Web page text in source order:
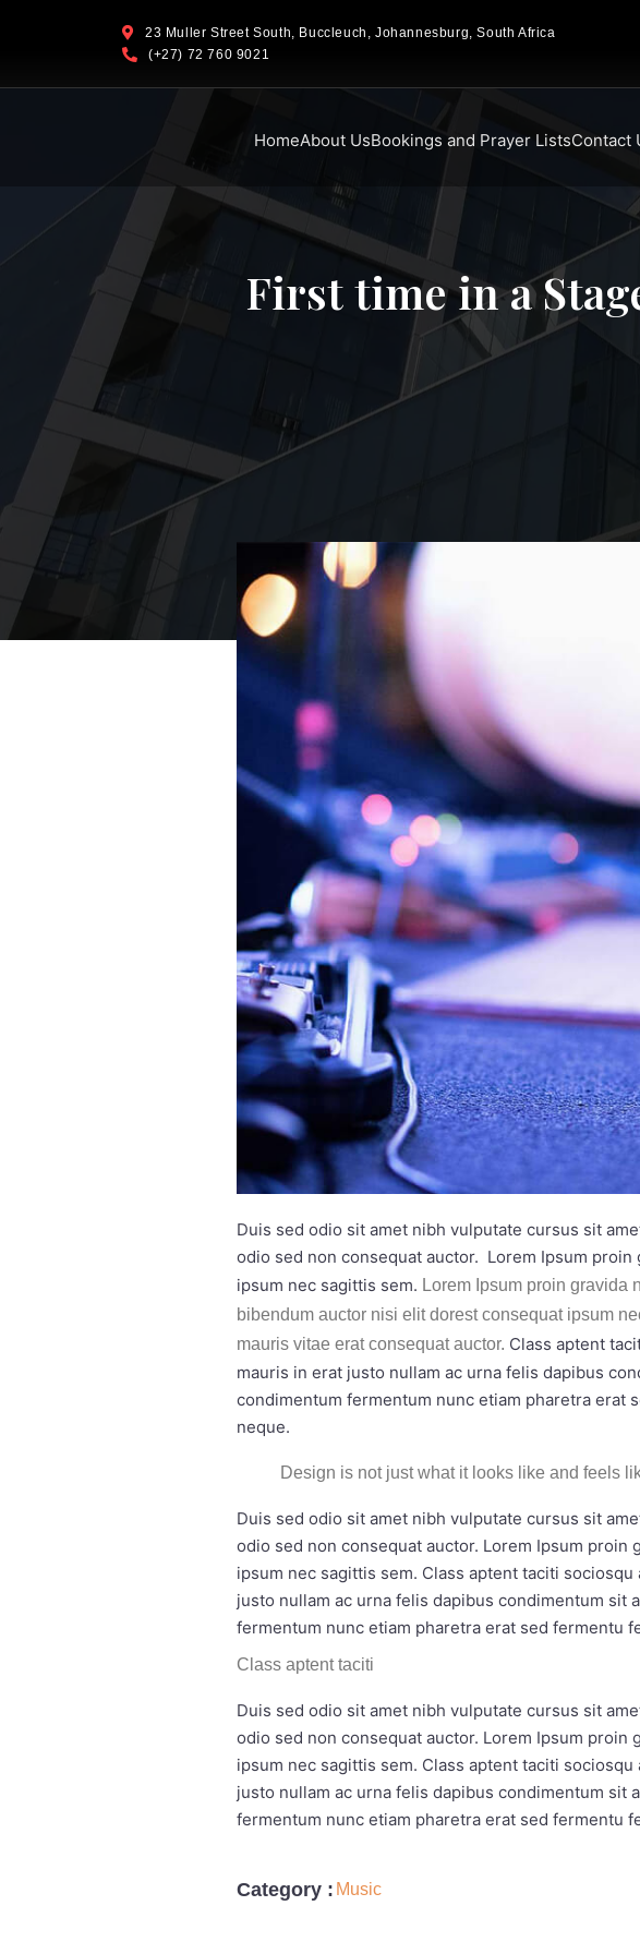
23 Muller Street South, Buccleuch, Johannesburg, South Africa
(+27) 72 760 9021
HomeAbout UsBookings and Prayer ListsContact
First time in a
Duis sed odio sit amet nibh vulputate cursus sit
odio sed non consequat auctor. Lorem Ipsum
ipsum nec sagittis sem. Lorem Ipsum proin gravida
bibendum auctor nisi elit dorest consequat ipsum
mauris vitae erat consequat auctor. Class aptent
mauris in erat justo nullam ac urna felis dapibus
condimentum fermentum nunc etiam pharetra erat
neque.
Design is not just what it looks like and feels
Duis sed odio sit amet nibh vulputate cursus sit
odio sed non consequat auctor. Lorem Ipsum
ipsum nec sagittis sem. Class aptent taciti
justo nullam ac urna felis dapibus condimentum
fermentum nunc etiam pharetra erat sed fermentu
Class aptent taciti
Duis sed odio sit amet nibh vulputate cursus sit
odio sed non consequat auctor. Lorem Ipsum
ipsum nec sagittis sem. Class aptent taciti
justo nullam ac urna felis dapibus condimentum
fermentum nunc etiam pharetra erat sed fermentu
Category : Music